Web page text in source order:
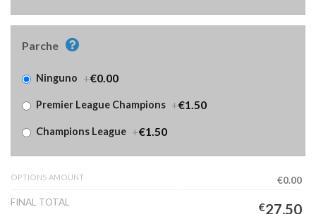
Parche
Ninguno +€0.00
Premier League Champions +€1.50
Champions League +€1.50
OPTIONS AMOUNT
€0.00
FINAL TOTAL
€27.50